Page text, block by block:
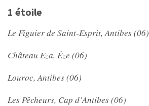
1 étoile
Le Figuier de Saint-Esprit, Antibes (06)
Château Eza, Èze (06)
Louroc, Antibes (06)
Les Pêcheurs, Cap d’Antibes (06)